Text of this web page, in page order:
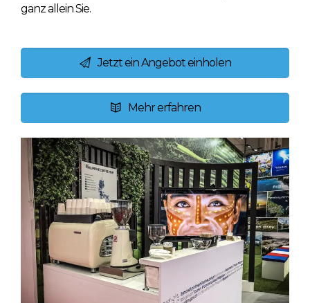
ganz allein Sie.
Jetzt ein Angebot einholen
Mehr erfahren